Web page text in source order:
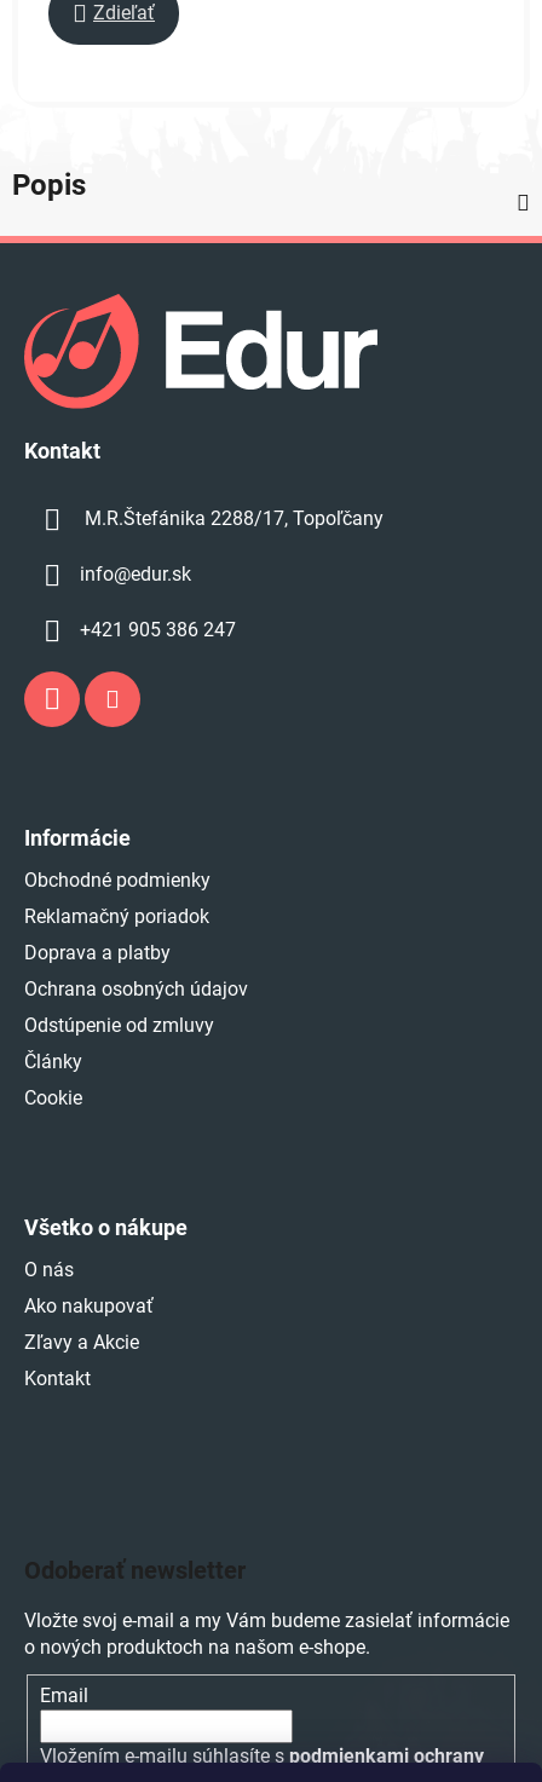
Zdieľať
Popis
Kontakt
M.R.Štefánika 2288/17, Topoľčany
info@edur.sk
+421 905 386 247
Informácie
Obchodné podmienky
Reklamačný poriadok
Doprava a platby
Ochrana osobných údajov
Odstúpenie od zmluvy
Články
Cookie
Všetko o nákupe
O nás
Ako nakupovať
Zľavy a Akcie
Kontakt
Odoberať newsletter
Vložte svoj e-mail a my Vám budeme zasielať informácie
o nových produktoch na našom e-shope.
Email
Vložením e-mailu súhlasíte s podmienkami ochrany